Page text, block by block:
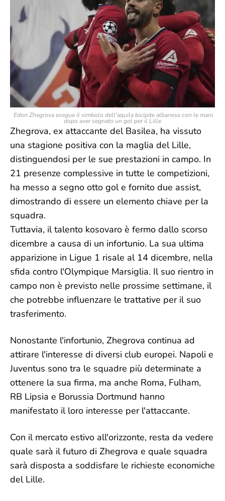
Edon Zhegrova esegue il simbolo dell'aquila bicipite albanese con le mani
dopo aver segnato un gol per il Lille
Zhegrova, ex attaccante del Basilea, ha vissuto
una stagione positiva con la maglia del Lille,
distinguendosi per le sue prestazioni in campo. In
21 presenze complessive in tutte le competizioni,
ha messo a segno otto gol e fornito due assist,
dimostrando di essere un elemento chiave per la
squadra.
Tuttavia, il talento kosovaro è fermo dallo scorso
dicembre a causa di un infortunio. La sua ultima
apparizione in Ligue 1 risale al 14 dicembre, nella
sfida contro l'Olympique Marsiglia. Il suo rientro in
campo non è previsto nelle prossime settimane, il
che potrebbe influenzare le trattative per il suo
trasferimento.
Nonostante l'infortunio, Zhegrova continua ad
attirare l'interesse di diversi club europei. Napoli e
Juventus sono tra le squadre più determinate a
ottenere la sua firma, ma anche Roma, Fulham,
RB Lipsia e Borussia Dortmund hanno
manifestato il loro interesse per l'attaccante.
Con il mercato estivo all'orizzonte, resta da vedere
quale sarà il futuro di Zhegrova e quale squadra
sarà disposta a soddisfare le richieste economiche
del Lille.